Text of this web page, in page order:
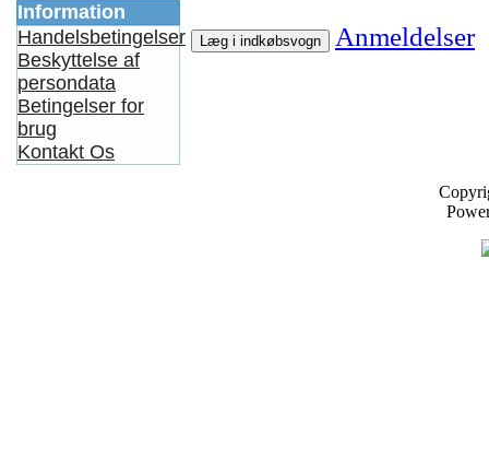
Læg i indkøbsvogn Anmeldelser
Information
Handelsbetingelser
Beskyttelse af
persondata
Betingelser for
brug
Kontakt Os